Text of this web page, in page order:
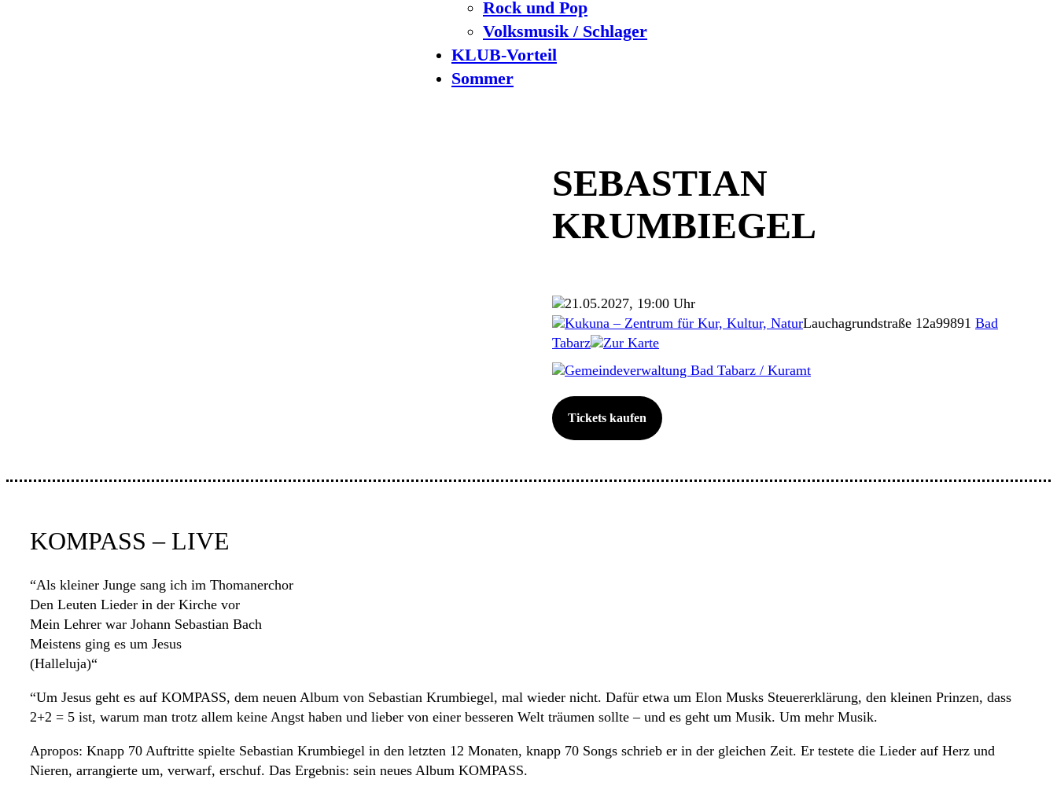
Rock und Pop
Volksmusik / Schlager
KLUB-Vorteil
Sommer
SEBASTIAN
KRUMBIEGEL
21.05.2027, 19:00 Uhr
Kukuna – Zentrum für Kur, Kultur, NaturLauchagrundstraße 12a99891 Bad
Tabarz
Zur Karte
Gemeindeverwaltung Bad Tabarz / Kuramt
Tickets kaufen
KOMPASS – LIVE
“Als kleiner Junge sang ich im Thomanerchor
Den Leuten Lieder in der Kirche vor
Mein Lehrer war Johann Sebastian Bach
Meistens ging es um Jesus
(Halleluja)“
“Um Jesus geht es auf KOMPASS, dem neuen Album von Sebastian Krumbiegel, mal wieder nicht. Dafür etwa um Elon Musks Steuererklärung, den kleinen Prinzen, dass
2+2 = 5 ist, warum man trotz allem keine Angst haben und lieber von einer besseren Welt träumen sollte – und es geht um Musik. Um mehr Musik.
Apropos: Knapp 70 Auftritte spielte Sebastian Krumbiegel in den letzten 12 Monaten, knapp 70 Songs schrieb er in der gleichen Zeit. Er testete die Lieder auf Herz und
Nieren, arrangierte um, verwarf, erschuf. Das Ergebnis: sein neues Album KOMPASS.